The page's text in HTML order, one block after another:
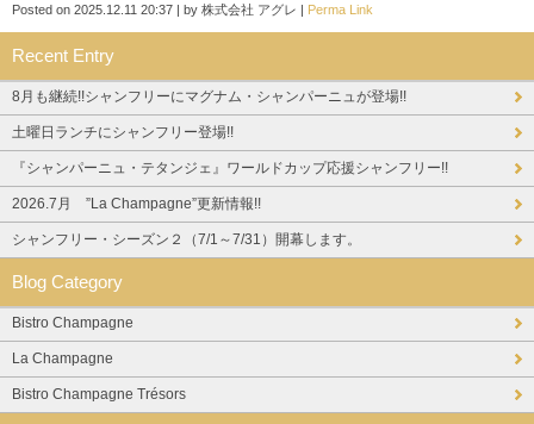
Posted on 2025.12.11 20:37 | by 株式会社 アグレ | Perma Link
Recent Entry
8月も継続!!シャンフリーにマグナム・シャンパーニュが登場!!
土曜日ランチにシャンフリー登場!!
『シャンパーニュ・テタンジェ』ワールドカップ応援シャンフリー!!
2026.7月 ”La Champagne”更新情報!!
シャンフリー・シーズン２（7/1～7/31）開幕します。
Blog Category
Bistro Champagne
La Champagne
Bistro Champagne Trésors